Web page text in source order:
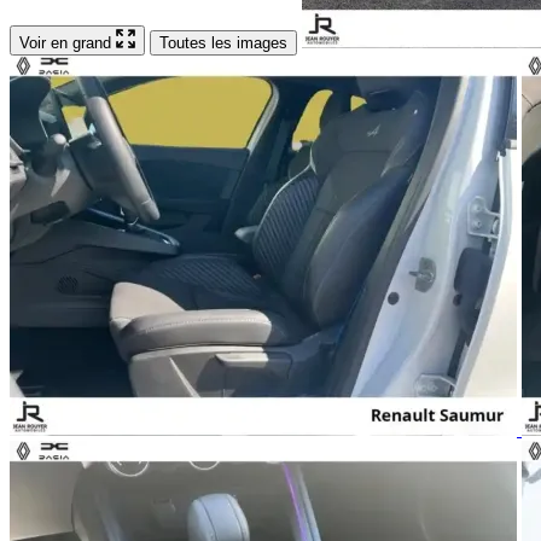
Voir en grand Toutes les images